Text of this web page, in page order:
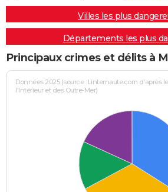
Villes les plus
Départements les plus
Principaux crimes et délits à
Données 2025 (source : Linternaute.com d'après
l'Intérieur et des Outre-Mer)